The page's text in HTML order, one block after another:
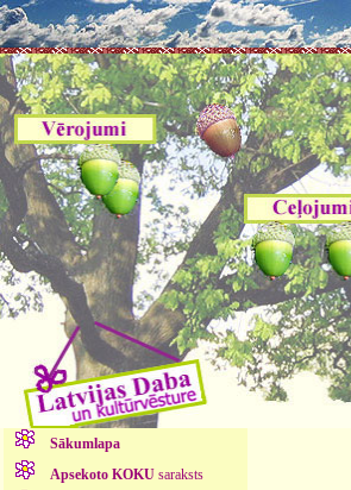
Sākumlapa
Apsekoto KOKUsaraksts